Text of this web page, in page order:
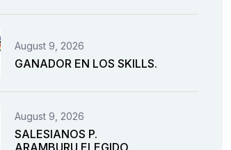
August 9, 2026
GANADOR EN LOS SKILLS.
August 9, 2026
SALESIANOS P.
ARAMBURU ELEGIDO.